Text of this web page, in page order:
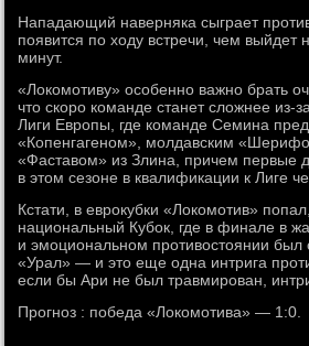
Нападающий наверняка сыграет
появится по ходу встречи, чем выйдет
минут.
«Локомотиву» особенно важно брать
что скоро команде станет сложнее из-
Лиги Европы, где команде Семина
«Копенгагеном», молдавским
«Фаставом» из Злина, причем первые
в этом сезоне в квалификации к Лиге
Кстати, в еврокубки «Локомотив»
национальный Кубок, где в финале в
и эмоциональном противостоянии был
«Урал» — и это еще одна интрига
если бы Ари не был травмирован,
Прогноз : победа «Локомотива» — 1:0.